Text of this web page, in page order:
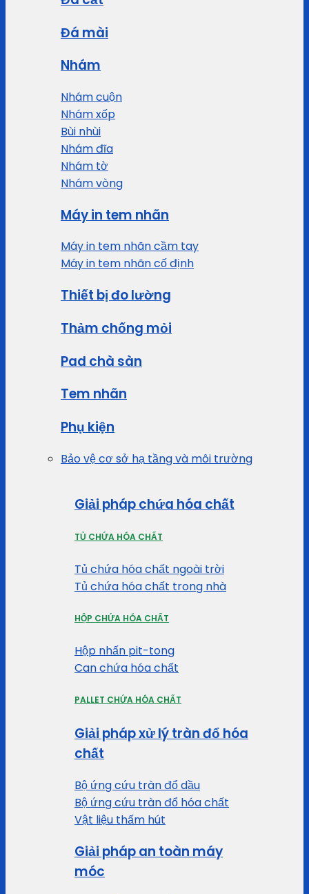
Đá mài
Nhám
Nhám cuộn
Nhám xốp
Bùi nhùi
Nhám đĩa
Nhám tờ
Nhám vòng
Máy in tem nhãn
Máy in tem nhãn cầm tay
Máy in tem nhãn cố định
Thiết bị đo lường
Thảm chống mỏi
Pad chà sàn
Tem nhãn
Phụ kiện
Bảo vệ cơ sở hạ tầng và môi trường
Giải pháp chứa hóa chất
TỦ CHỨA HÓA CHẤT
Tủ chứa hóa chất ngoài trời
Tủ chứa hóa chất trong nhà
HỘP CHỨA HÓA CHẤT
Hộp nhấn pit-tong
Can chứa hóa chất
PALLET CHỨA HÓA CHẤT
Giải pháp xử lý tràn đổ hóa
chất
Bộ ứng cứu tràn đổ dầu
Bộ ứng cứu tràn đổ hóa chất
Vật liệu thấm hút
Giải pháp an toàn máy
móc